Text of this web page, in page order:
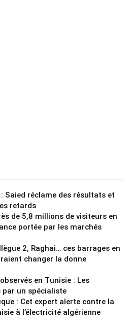
Saied réclame des résultats et
retards
de 5,8 millions de visiteurs en
portée par les marchés
2, Raghai… ces barrages en
changer la donne
en Tunisie : Les
un spécialiste
: Cet expert alerte contre la
à l’électricité algérienne